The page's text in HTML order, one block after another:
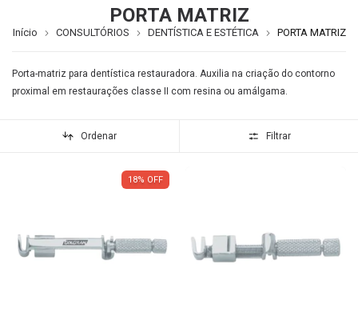
PORTA MATRIZ
Início CONSULTÓRIOS DENTÍSTICA E ESTÉTICA PORTA MATRIZ
Porta-matriz para dentística restauradora. Auxilia na criação do contorno
proximal em restaurações classe II com resina ou amálgama.
Ordenar Filtrar
18% OFF